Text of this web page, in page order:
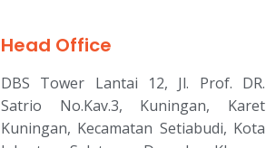
Head Office
DBS Tower Lantai 12, Jl. Prof. DR.
Satrio No.Kav.3, Kuningan, Karet
Kuningan, Kecamatan Setiabudi, Kota